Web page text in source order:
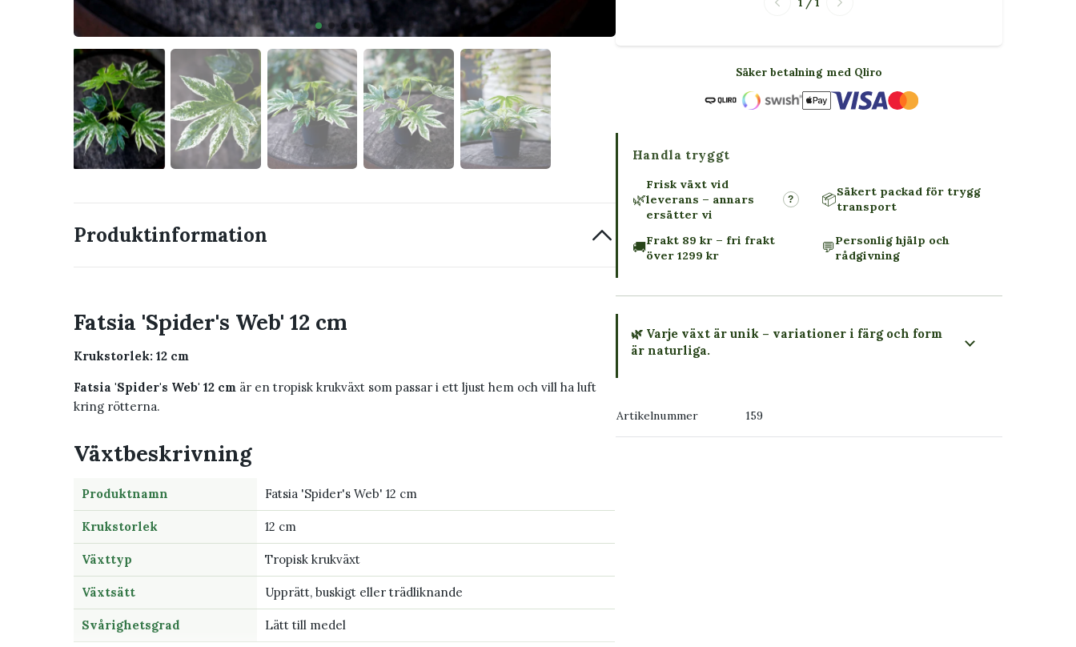
Produktinformation
Fatsia 'Spider's Web' 12 cm
Krukstorlek: 12 cm
Fatsia 'Spider's Web' 12 cm är en tropisk krukväxt som passar i ett ljust hem och vill ha luft
kring rötterna.
Växtbeskrivning
Produktnamn Fatsia 'Spider's Web' 12 cm
Krukstorlek 12 cm
Växttyp Tropisk krukväxt
Växtsätt Upprätt, buskigt eller trädliknande
Svårighetsgrad Lätt till medel
Säker betalning med Qliro
Handla tryggt
🌿
Frisk växt vid
leverans – annars
ersätter vi
? 📦Säkert packad för trygg
transport
🚚Frakt 89 kr – fri frakt
över 1299 kr
💬Personlig hjälp och
rådgivning
🌿 Varje växt är unik – variationer i färg och form
är naturliga.
→ Kontakta oss
Artikelnummer 159